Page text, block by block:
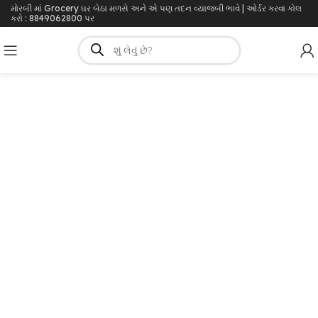
મોરબી માં Grocery ઘર બેઠા મળસે અને એ પણ તદન વ્યાજબી ભાવે | ઓર્ડર કરવા કોલ
કરો : 8849062800 પર